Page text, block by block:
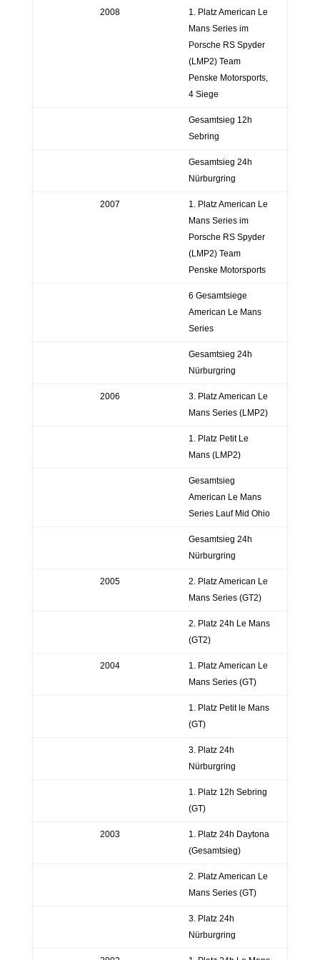
2008
1. Platz American Le
Mans Series im
Porsche RS Spyder
(LMP2) Team
Penske Motorsports,
4 Siege
Gesamtsieg 12h
Sebring
Gesamtsieg 24h
Nürburgring
2007
1. Platz American Le
Mans Series im
Porsche RS Spyder
(LMP2) Team
Penske Motorsports
6 Gesamtsiege
American Le Mans
Series
Gesamtsieg 24h
Nürburgring
2006
3. Platz American Le
Mans Series (LMP2)
1. Platz Petit Le
Mans (LMP2)
Gesamtsieg
American Le Mans
Series Lauf Mid Ohio
Gesamtsieg 24h
Nürburgring
2005
2. Platz American Le
Mans Series (GT2)
2. Platz 24h Le Mans
(GT2)
2004
1. Platz American Le
Mans Series (GT)
1. Platz Petit le Mans
(GT)
3. Platz 24h
Nürburgring
1. Platz 12h Sebring
(GT)
2003
1. Platz 24h Daytona
(Gesamtsieg)
2. Platz American Le
Mans Series (GT)
3. Platz 24h
Nürburgring